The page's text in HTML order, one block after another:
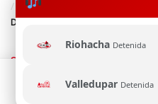
Riohacha Detenida
Valledupar Detenida
Política de uso de cookies
Directrices Editoriales
Síguenos
Esta página web usa cookie
navegación, al continuar